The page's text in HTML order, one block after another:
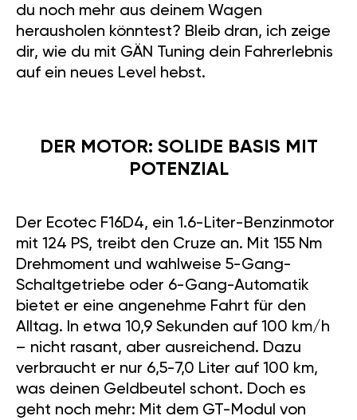
du noch mehr aus deinem Wagen
herausholen könntest? Bleib dran, ich zeige
dir, wie du mit GÄN Tuning dein Fahrerlebnis
auf ein neues Level hebst.
DER MOTOR: SOLIDE BASIS MIT
POTENZIAL
Der Ecotec F16D4, ein 1.6-Liter-Benzinmotor
mit 124 PS, treibt den Cruze an. Mit 155 Nm
Drehmoment und wahlweise 5-Gang-
Schaltgetriebe oder 6-Gang-Automatik
bietet er eine angenehme Fahrt für den
Alltag. In etwa 10,9 Sekunden auf 100 km/h
– nicht rasant, aber ausreichend. Dazu
verbraucht er nur 6,5-7,0 Liter auf 100 km,
was deinen Geldbeutel schont. Doch es
geht noch mehr: Mit dem GT-Modul von